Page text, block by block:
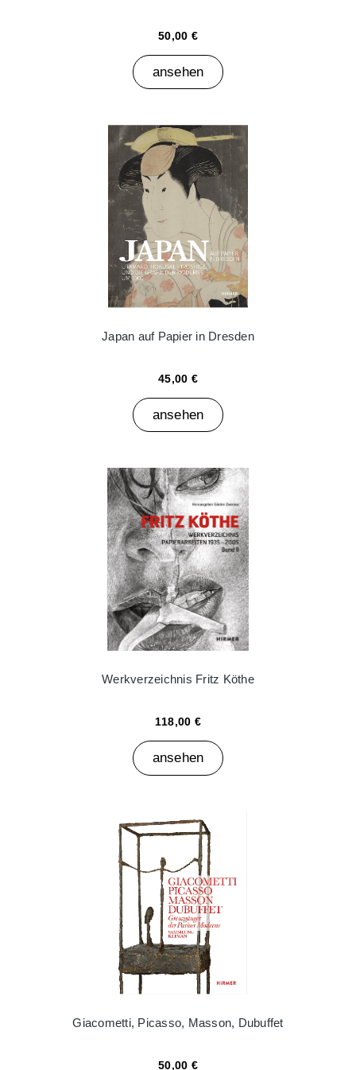
50,00 €
ansehen
Japan auf Papier in Dresden
45,00 €
ansehen
Werkverzeichnis Fritz Köthe
118,00 €
ansehen
Giacometti, Picasso, Masson, Dubuffet
50,00 €